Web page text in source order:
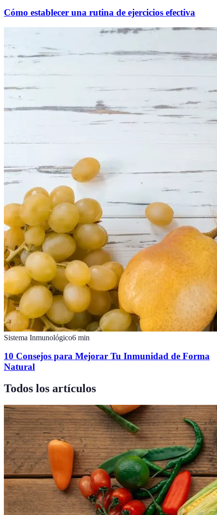
Cómo establecer una rutina de ejercicios efectiva
Sistema Inmunológico6 min
10 Consejos para Mejorar Tu Inmunidad de Forma
Natural
Todos los artículos